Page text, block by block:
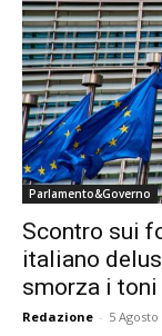
Parlamento&Governo
Scontro sui
italiano
smorza i
Redazione - 5 Agosto